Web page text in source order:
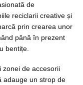
de
reciclarii creative și
prin crearea unor
până în prezent
bentițe.
zonei de accesorii
adauge un strop de